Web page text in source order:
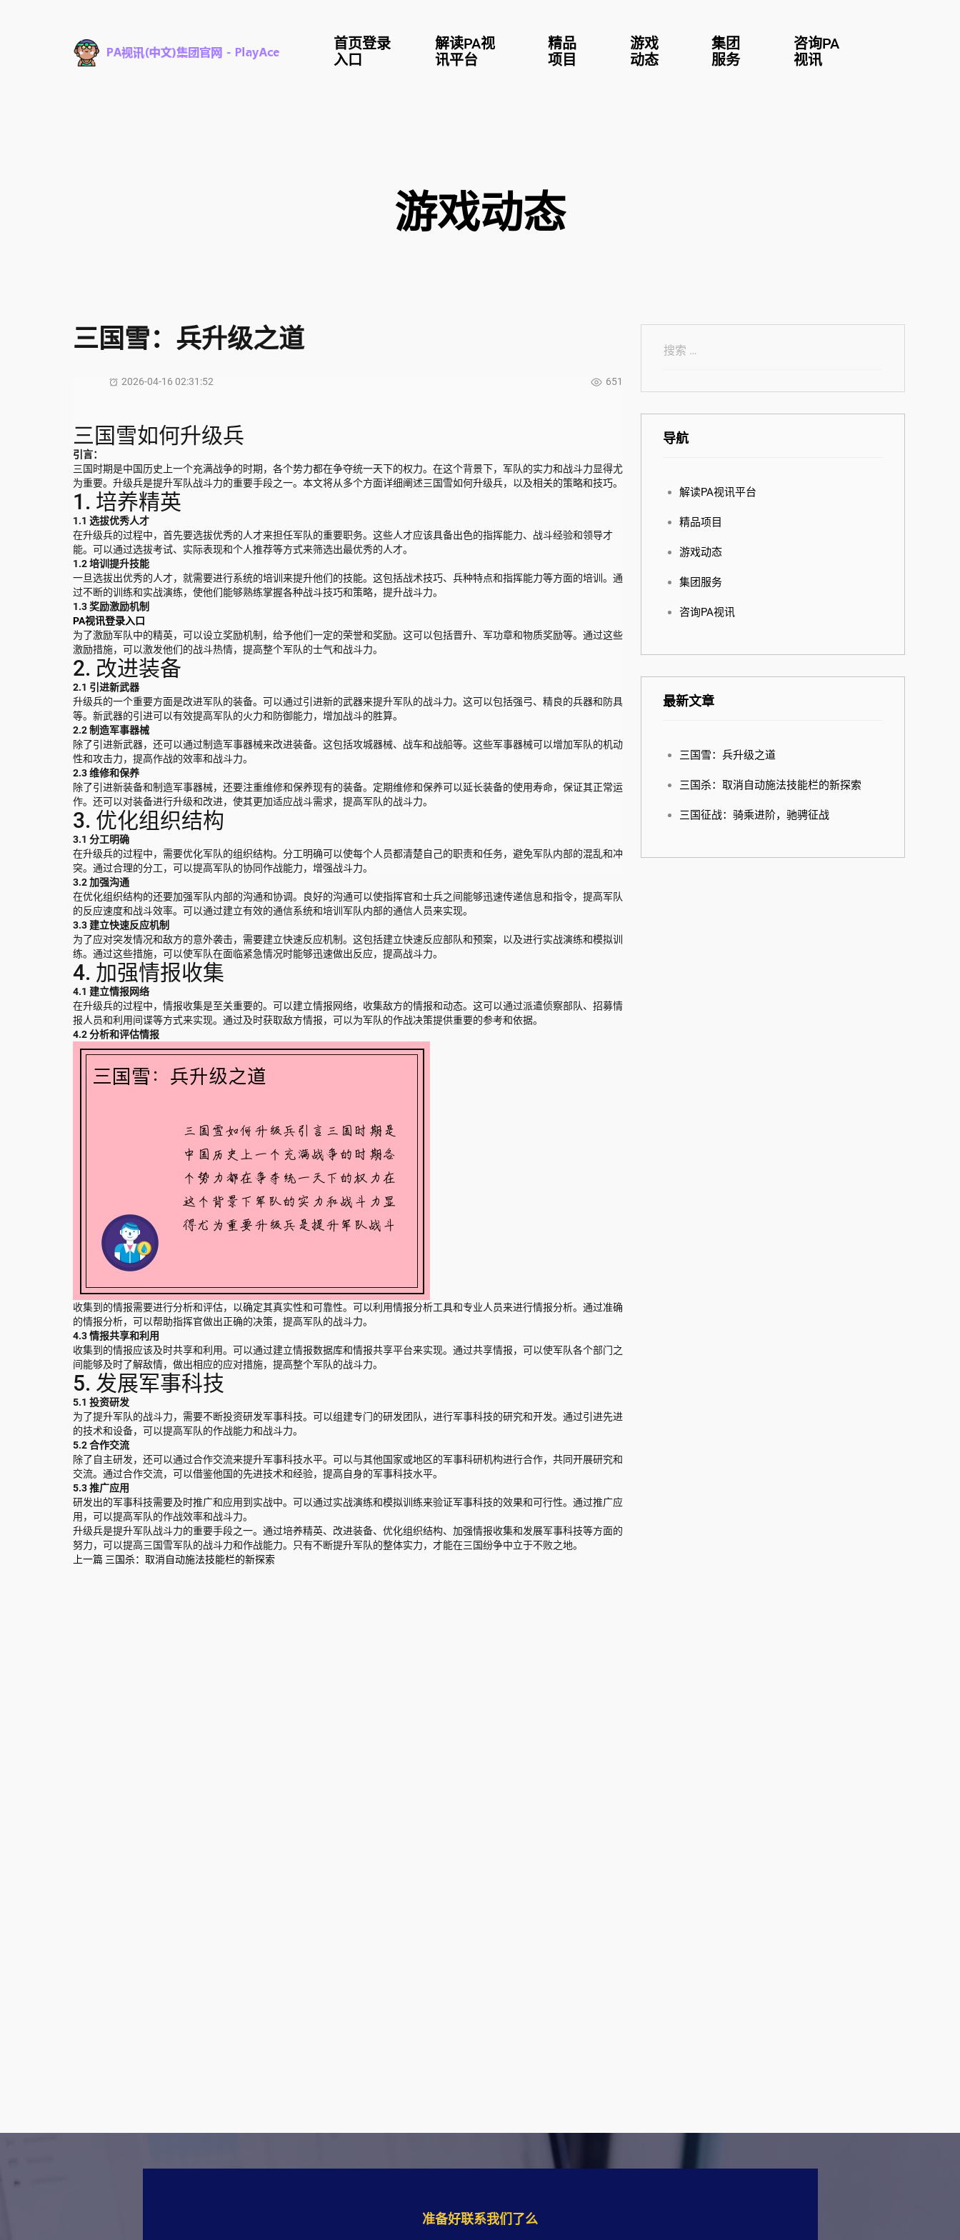
首页登录
入口
解读PA视
讯平台
精品
项目
游戏
动态
集团
服务
咨询PA
视讯
游戏动态
三国雪：兵升级之道
2026-04-16 02:31:52 651
三国雪如何升级兵
引言：
三国时期是中国历史上一个充满战争的时期，各个势力都在争夺统一天下的权力。在这个背景下，军队的实力和战斗力显得尤
为重要。升级兵是提升军队战斗力的重要手段之一。本文将从多个方面详细阐述三国雪如何升级兵，以及相关的策略和技巧。
1. 培养精英
1.1 选拔优秀人才
在升级兵的过程中，首先要选拔优秀的人才来担任军队的重要职务。这些人才应该具备出色的指挥能力、战斗经验和领导才
能。可以通过选拔考试、实际表现和个人推荐等方式来筛选出最优秀的人才。
1.2 培训提升技能
一旦选拔出优秀的人才，就需要进行系统的培训来提升他们的技能。这包括战术技巧、兵种特点和指挥能力等方面的培训。通
过不断的训练和实战演练，使他们能够熟练掌握各种战斗技巧和策略，提升战斗力。
1.3 奖励激励机制
PA视讯登录入口
为了激励军队中的精英，可以设立奖励机制，给予他们一定的荣誉和奖励。这可以包括晋升、军功章和物质奖励等。通过这些
激励措施，可以激发他们的战斗热情，提高整个军队的士气和战斗力。
2. 改进装备
2.1 引进新武器
升级兵的一个重要方面是改进军队的装备。可以通过引进新的武器来提升军队的战斗力。这可以包括强弓、精良的兵器和防具
等。新武器的引进可以有效提高军队的火力和防御能力，增加战斗的胜算。
2.2 制造军事器械
除了引进新武器，还可以通过制造军事器械来改进装备。这包括攻城器械、战车和战船等。这些军事器械可以增加军队的机动
性和攻击力，提高作战的效率和战斗力。
2.3 维修和保养
除了引进新装备和制造军事器械，还要注重维修和保养现有的装备。定期维修和保养可以延长装备的使用寿命，保证其正常运
作。还可以对装备进行升级和改进，使其更加适应战斗需求，提高军队的战斗力。
3. 优化组织结构
3.1 分工明确
在升级兵的过程中，需要优化军队的组织结构。分工明确可以使每个人员都清楚自己的职责和任务，避免军队内部的混乱和冲
突。通过合理的分工，可以提高军队的协同作战能力，增强战斗力。
3.2 加强沟通
在优化组织结构的还要加强军队内部的沟通和协调。良好的沟通可以使指挥官和士兵之间能够迅速传递信息和指令，提高军队
的反应速度和战斗效率。可以通过建立有效的通信系统和培训军队内部的通信人员来实现。
3.3 建立快速反应机制
为了应对突发情况和敌方的意外袭击，需要建立快速反应机制。这包括建立快速反应部队和预案，以及进行实战演练和模拟训
练。通过这些措施，可以使军队在面临紧急情况时能够迅速做出反应，提高战斗力。
4. 加强情报收集
4.1 建立情报网络
在升级兵的过程中，情报收集是至关重要的。可以建立情报网络，收集敌方的情报和动态。这可以通过派遣侦察部队、招募情
报人员和利用间谍等方式来实现。通过及时获取敌方情报，可以为军队的作战决策提供重要的参考和依据。
4.2 分析和评估情报
收集到的情报需要进行分析和评估，以确定其真实性和可靠性。可以利用情报分析工具和专业人员来进行情报分析。通过准确
的情报分析，可以帮助指挥官做出正确的决策，提高军队的战斗力。
4.3 情报共享和利用
收集到的情报应该及时共享和利用。可以通过建立情报数据库和情报共享平台来实现。通过共享情报，可以使军队各个部门之
间能够及时了解敌情，做出相应的应对措施，提高整个军队的战斗力。
5. 发展军事科技
5.1 投资研发
为了提升军队的战斗力，需要不断投资研发军事科技。可以组建专门的研发团队，进行军事科技的研究和开发。通过引进先进
的技术和设备，可以提高军队的作战能力和战斗力。
5.2 合作交流
除了自主研发，还可以通过合作交流来提升军事科技水平。可以与其他国家或地区的军事科研机构进行合作，共同开展研究和
交流。通过合作交流，可以借鉴他国的先进技术和经验，提高自身的军事科技水平。
5.3 推广应用
研发出的军事科技需要及时推广和应用到实战中。可以通过实战演练和模拟训练来验证军事科技的效果和可行性。通过推广应
用，可以提高军队的作战效率和战斗力。
升级兵是提升军队战斗力的重要手段之一。通过培养精英、改进装备、优化组织结构、加强情报收集和发展军事科技等方面的
努力，可以提高三国雪军队的战斗力和作战能力。只有不断提升军队的整体实力，才能在三国纷争中立于不败之地。
上一篇 三国杀：取消自动施法技能栏的新探索
导航
解读PA视讯平台
精品项目
游戏动态
集团服务
咨询PA视讯
最新文章
三国雪：兵升级之道
三国杀：取消自动施法技能栏的新探索
三国征战：骑乘进阶，驰骋征战
准备好联系我们了么